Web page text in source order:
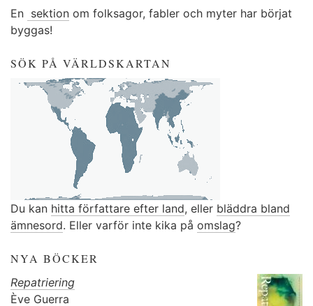
En sektion om folksagor, fabler och myter har börjat
byggas!
SÖK PÅ VÄRLDSKARTAN
Du kan hitta författare efter land, eller bläddra bland
ämnesord. Eller varför inte kika på omslag?
NYA BÖCKER
Repatriering
Ève Guerra